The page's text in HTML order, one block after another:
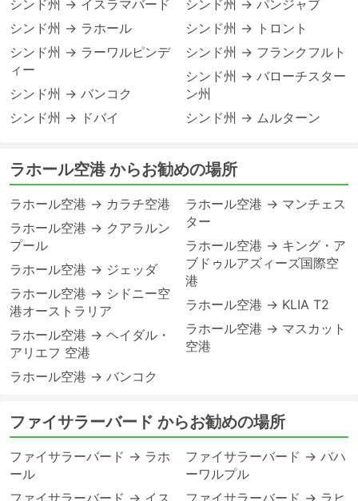
シンド州 → イスラマバード
シンド州 → ラホール
シンド州 → ラーワルピンデ
ィー
シンド州 → バンコク
シンド州 → ドバイ
シンド州 → パンジャブ
シンド州 → トロント
シンド州 → フランクフルト
シンド州 → バローチスター
ン州
シンド州 → ムルターン
ラホール空港 からお勧めの場所
ラホール空港 → カラチ空港
ラホール空港 → クアラルン
プール
ラホール空港 → ジェッダ
ラホール空港 → シドニー空
港オーストラリア
ラホール空港 → ヘイダル・
アリエフ 空港
ラホール空港 → バンコク
ラホール空港 → マンチェス
ター
ラホール空港 → キング・ア
ブドゥルアズィーズ国際空
港
ラホール空港 → KLIA T2
ラホール空港 → マスカット
空港
ファイサラーバード からお勧めの場所
ファイサラーバード → ラホ
ール
ファイサラーバード → イス
ファイサラーバード → バハ
ーワルプル
ファイサラーバード → ラヒ